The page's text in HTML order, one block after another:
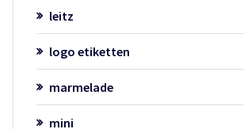
leitz
logo etiketten
marmelade
mini